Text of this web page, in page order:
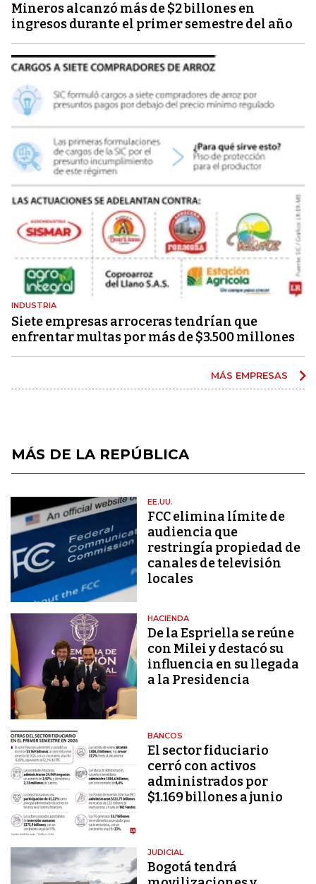
Mineros alcanzó más de $2 billones en
ingresos durante el primer semestre del año
INDUSTRIA
Siete empresas arroceras tendrían que
enfrentar multas por más de $3.500 millones
MÁS EMPRESAS
MÁS DE LA REPÚBLICA
EE.UU.
FCC elimina límite de
audiencia que
restringía propiedad de
canales de televisión
locales
HACIENDA
De la Espriella se reúne
con Milei y destacó su
influencia en su llegada
a la Presidencia
BANCOS
El sector fiduciario
cerró con activos
administrados por
$1.169 billones a junio
JUDICIAL
Bogotá tendrá